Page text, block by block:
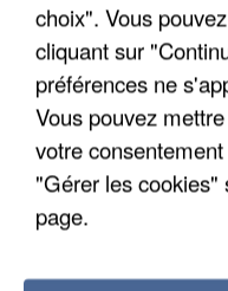
choix". Vous
cliquant sur
préférences ne
Vous pouvez
votre
"Gérer les cookies"
page.